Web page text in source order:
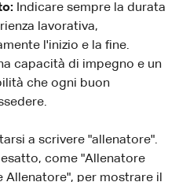
Indicare sempre la durata
lavorativa,
l'inizio e la fine.
capacità di impegno e un
che ogni buon
a scrivere "allenatore".
come "Allenatore
Allenatore", per mostrare il